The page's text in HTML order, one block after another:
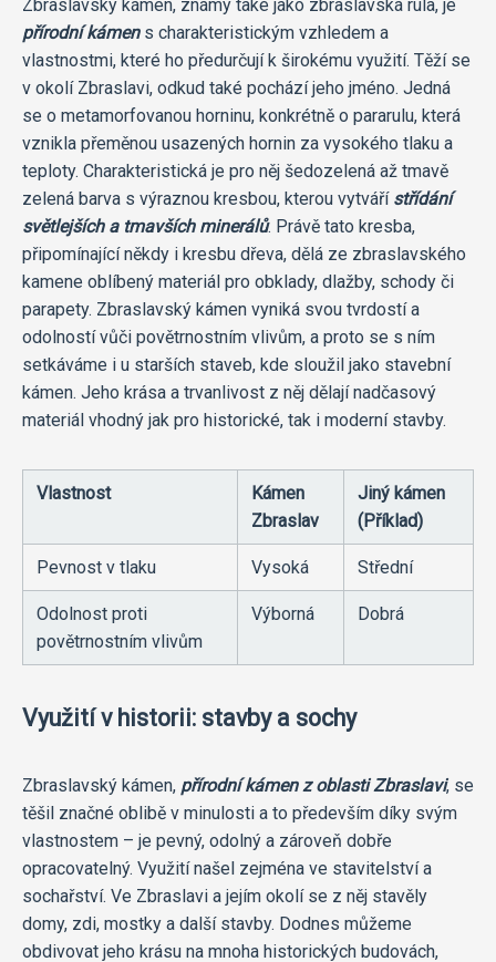
Zbraslavský kámen, známý také jako zbraslavská rula, je
přírodní kámens charakteristickým vzhledem a
vlastnostmi, které ho předurčují k širokému využití. Těží se
v okolí Zbraslavi, odkud také pochází jeho jméno. Jedná
se o metamorfovanou horninu, konkrétně o pararulu, která
vznikla přeměnou usazených hornin za vysokého tlaku a
teploty. Charakteristická je pro něj šedozelená až tmavě
zelená barva s výraznou kresbou, kterou vytváří střídání
světlejších a tmavších minerálů. Právě tato kresba,
připomínající někdy i kresbu dřeva, dělá ze zbraslavského
kamene oblíbený materiál pro obklady, dlažby, schody či
parapety. Zbraslavský kámen vyniká svou tvrdostí a
odolností vůči povětrnostním vlivům, a proto se s ním
setkáváme i u starších staveb, kde sloužil jako stavební
kámen. Jeho krása a trvanlivost z něj dělají nadčasový
materiál vhodný jak pro historické, tak i moderní stavby.
Vlastnost
Kámen
Zbraslav
Jiný kámen
(Příklad)
Pevnost v tlaku Vysoká Střední
Odolnost proti
povětrnostním vlivům
Výborná Dobrá
Využití v historii: stavby a sochy
Zbraslavský kámen, přírodní kámen z oblasti Zbraslavi, se
těšil značné oblibě v minulosti a to především díky svým
vlastnostem – je pevný, odolný a zároveň dobře
opracovatelný. Využití našel zejména ve stavitelství a
sochařství. Ve Zbraslavi a jejím okolí se z něj stavěly
domy, zdi, mostky a další stavby. Dodnes můžeme
obdivovat jeho krásu na mnoha historických budovách,